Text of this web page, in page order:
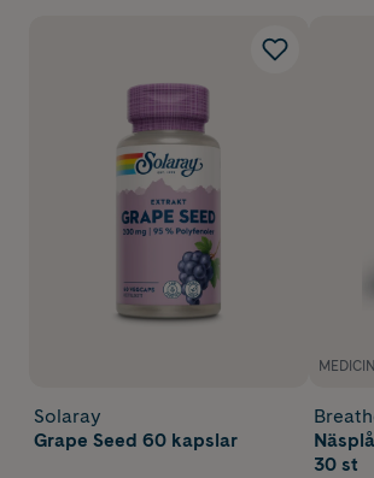
Solaray
Grape Seed 60 kapslar
30 st